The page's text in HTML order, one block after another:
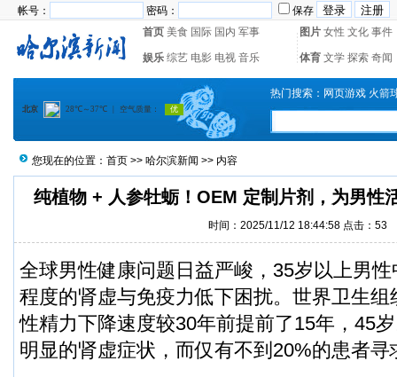
帐号： 密码：
保存
首页 美食 国际 国内 军事 图片 女性 文化 事件
娱乐 综艺 电影 电视 音乐 体育 文学 探索 奇闻
热门搜索： 网页游戏 火箭
您现在的位置： 首页 >> 哈尔滨新闻 >> 内容
纯植物 + 人参牡蛎！OEM 定制片剂，为男性
时间：2025/11/12 18:44:58 点击： 53
全球男性健康问题日益严峻，35岁以上男
程度的肾虚与免疫力低下困扰。世界卫生
性精力下降速度较30年前提前了15年，45
明显的肾虚症状，而仅有不到20%的患者寻